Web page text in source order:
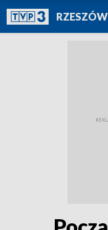
RZESZÓW
TVP